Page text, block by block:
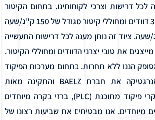
לכל דרישות וצרכי לקוחותינו. בתחום הקיטור
פועלים בארץ כ – 350 דוודים ומחוללי קיטור מגודל של 150 ק"ג/שעה
– 35,000 ק"ג/שעה. ציוד זה נותן מענה לכל דרישות התעשייה
את טובי יצרני הדוודים ומחוללי הקיטור.
הננו ללא תחרות. בתחום מערכות הפיקוד
, מייצגת אנרגטיקה את חברת BAELZ והתקינה מאות
מערכות הכוללות בקרי פיקוד מתוכנת (PLC), ברזי בקרה מיוחדים
מיוחדים. אנו מבטיחים את שביעות רצונו של